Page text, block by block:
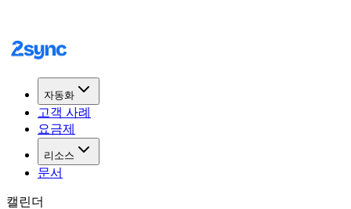
자동화
고객 사례
요금제
리소스
문서
캘린더